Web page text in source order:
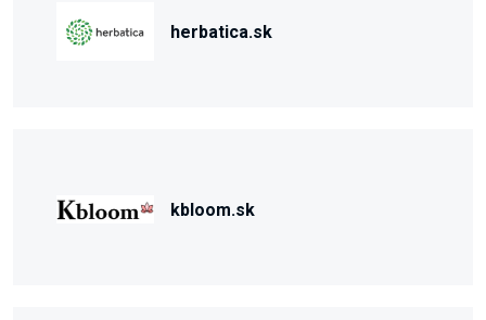
herbatica.sk
kbloom.sk